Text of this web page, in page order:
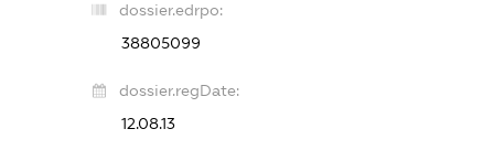
dossier.edrpo:
38805099
dossier.regDate:
12.08.13